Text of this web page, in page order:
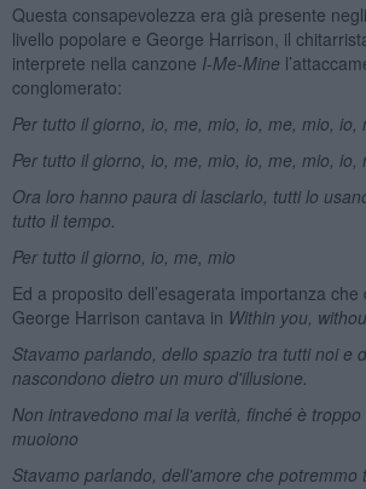
Questa consapevolezza era già presente negli
livello popolare e George Harrison, il
interprete nella canzone I-Me-Mine
conglomerato:
Per tutto il giorno, io, me, mio, io, me, mio, io,
Per tutto il giorno, io, me, mio, io, me, mio, io,
Ora loro hanno paura di lasciarlo, tutti lo
tutto il tempo.
Per tutto il giorno, io, me, mio
Ed a proposito dell’esagerata importanza che
George Harrison cantava in Within you,
Stavamo parlando, dello spazio tra tutti noi e
nascondono dietro un muro d'illusione.
Non intravedono mai la verità, finché è
muoiono
Stavamo parlando, dell'amore che potremmo